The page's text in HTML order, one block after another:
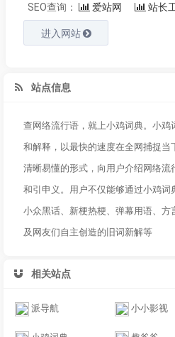
SEO查询：
爱站网 站长
进入网站
站点信息
查网络流行语，就上小鸡词典。小
和解释，以最快的速度在全网捕捉当
清晰易懂的形式，向用户介绍网络流
和引申义。用户不仅能够通过小鸡词
小众黑话、新梗热梗、弹幕用语、方
及网友们自主创造的旧词新解等
相关站点
派导航 小小影视